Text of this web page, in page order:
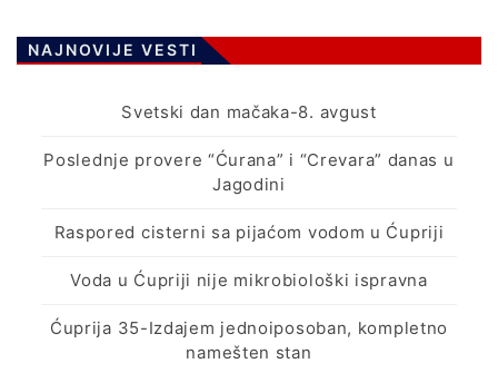
NAJNOVIJE VESTI
Svetski dan mačaka-8. avgust
Poslednje provere “Ćurana” i “Crevara” danas u
Jagodini
Raspored cisterni sa pijaćom vodom u Ćupriji
Voda u Ćupriji nije mikrobiološki ispravna
Ćuprija 35-Izdajem jednoiposoban, kompletno
namešten stan